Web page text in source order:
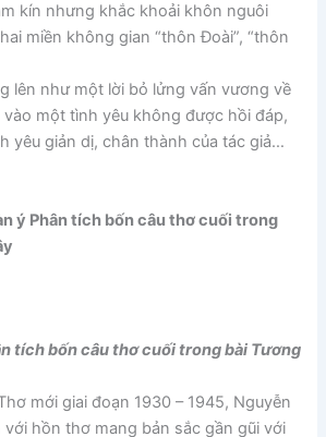
kín nhưng khắc khoải khôn nguôi
miền không gian “thôn Đoài”, “thôn
lên như một lời bỏ lửng vấn vương về
một tình yêu không được hồi đáp,
yêu giản dị, chân thành của tác giả…
ý Phân tích bốn câu thơ cuối trong
tích bốn câu thơ cuối trong bài Tương
mới giai đoạn 1930 – 1945, Nguyễn
với hồn thơ mang bản sắc gần gũi với